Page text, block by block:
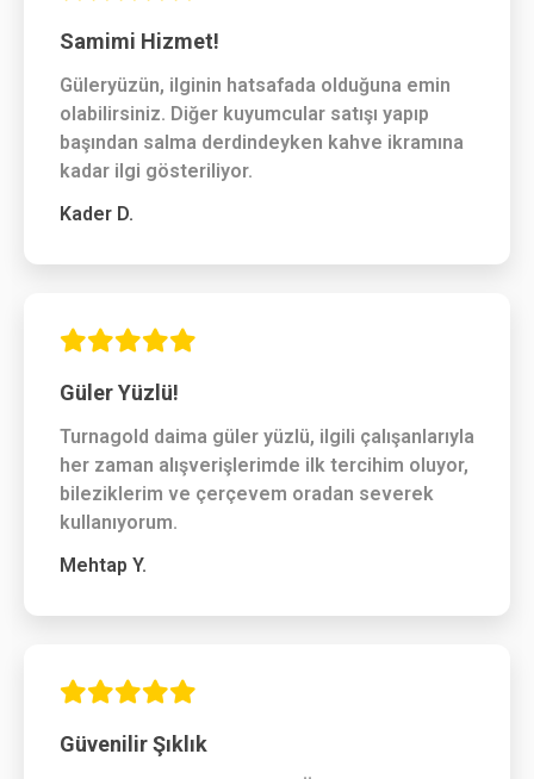
Samimi Hizmet!
Güleryüzün, ilginin hatsafada olduğuna emin
olabilirsiniz. Diğer kuyumcular satışı yapıp
başından salma derdindeyken kahve ikramına
kadar ilgi gösteriliyor.
Kader D.
Güler Yüzlü!
Turnagold daima güler yüzlü, ilgili çalışanlarıyla
her zaman alışverişlerimde ilk tercihim oluyor,
bileziklerim ve çerçevem oradan severek
kullanıyorum.
Mehtap Y.
Güvenilir Şıklık